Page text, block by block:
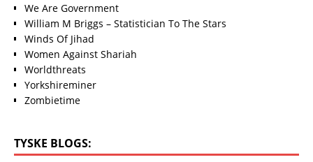
We Are Government
William M Briggs – Statistician To The Stars
Winds Of Jihad
Women Against Shariah
Worldthreats
Yorkshireminer
Zombietime
TYSKE BLOGS: